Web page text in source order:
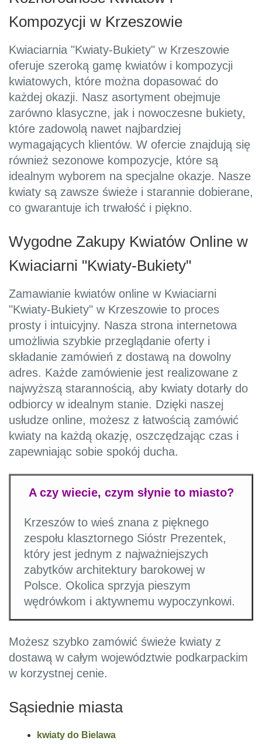
Kompozycji w Krzeszowie
Kwiaciarnia "Kwiaty-Bukiety" w Krzeszowie
oferuje szeroką gamę kwiatów i kompozycji
kwiatowych, które można dopasować do
każdej okazji. Nasz asortyment obejmuje
zarówno klasyczne, jak i nowoczesne bukiety,
które zadowolą nawet najbardziej
wymagających klientów. W ofercie znajdują się
również sezonowe kompozycje, które są
idealnym wyborem na specjalne okazje. Nasze
kwiaty są zawsze świeże i starannie dobierane,
co gwarantuje ich trwałość i piękno.
Wygodne Zakupy Kwiatów Online w
Kwiaciarni "Kwiaty-Bukiety"
Zamawianie kwiatów online w Kwiaciarni
"Kwiaty-Bukiety" w Krzeszowie to proces
prosty i intuicyjny. Nasza strona internetowa
umożliwia szybkie przeglądanie oferty i
składanie zamówień z dostawą na dowolny
adres. Każde zamówienie jest realizowane z
najwyższą starannością, aby kwiaty dotarły do
odbiorcy w idealnym stanie. Dzięki naszej
usłudze online, możesz z łatwością zamówić
kwiaty na każdą okazję, oszczędzając czas i
zapewniając sobie spokój ducha.
A czy wiecie, czym słynie to miasto?
Krzeszów to wieś znana z pięknego
zespołu klasztornego Sióstr Prezentek,
który jest jednym z najważniejszych
zabytków architektury barokowej w
Polsce. Okolica sprzyja pieszym
wędrówkom i aktywnemu wypoczynkowi.
Możesz szybko zamówić świeże kwiaty z
dostawą w całym województwie podkarpackim
w korzystnej cenie.
Sąsiednie miasta
kwiaty do Bielawa